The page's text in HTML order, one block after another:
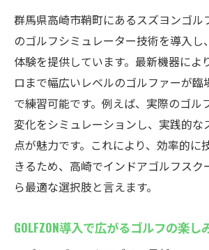
群馬県高崎市鞘町にあるスズヨンゴル
のゴルフシミュレーター技術を導入し
体験を提供しています。最新機器によ
ロまで幅広いレベルのゴルファーが臨
で練習可能です。例えば、実際のゴル
変化をシミュレーションし、実践的な
点が魅力です。これにより、効率的に
きるため、高崎でインドアゴルフスク
ら最適な選択肢と言えます。
GOLFZON導入で広がるゴルフの楽し